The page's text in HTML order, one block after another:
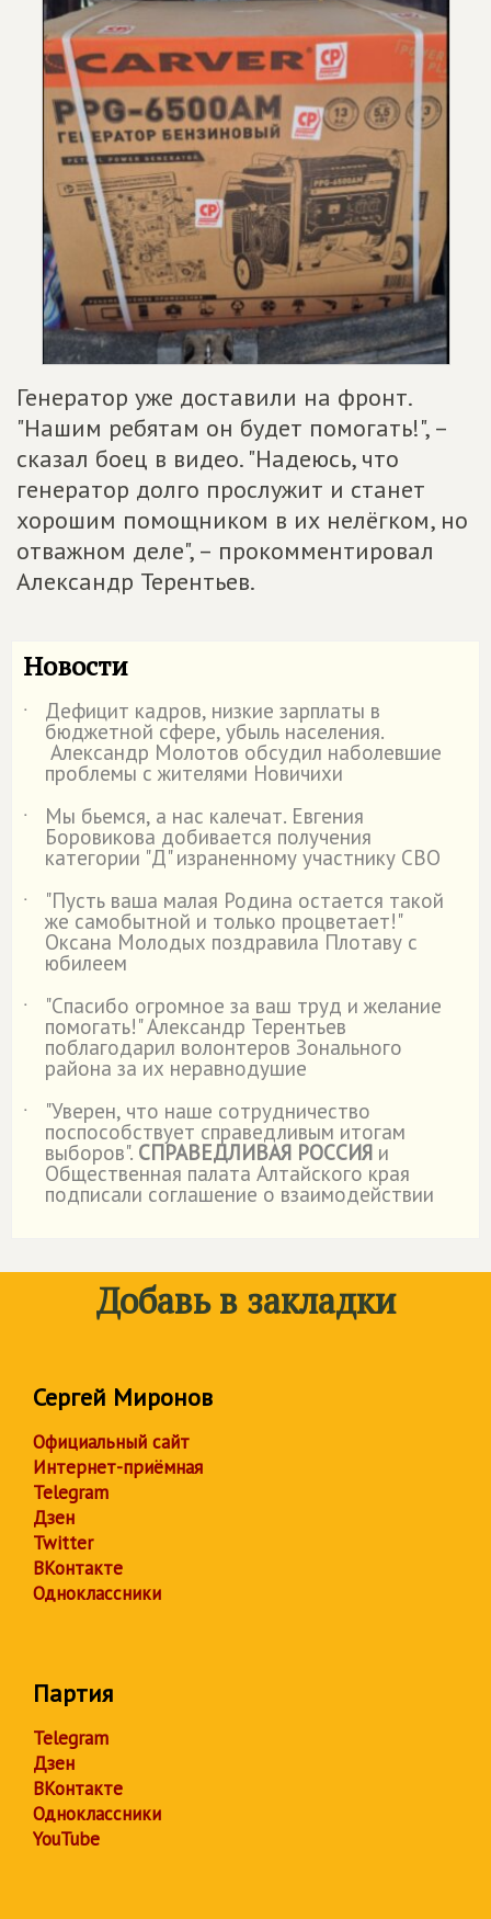
Генератор уже доставили на фронт.
"Нашим ребятам он будет помогать!", –
сказал боец в видео. "Надеюсь, что
генератор долго прослужит и станет
хорошим помощником в их нелёгком, но
отважном деле", – прокомментировал
Александр Терентьев.
Новости
˙ Дефицит кадров, низкие зарплаты в
бюджетной сфере, убыль населения.
Александр Молотов обсудил наболевшие
проблемы с жителями Новичихи
˙
Мы бьемся, а нас калечат. Евгения
Боровикова добивается получения
категории "Д" израненному участнику СВО
˙
"Пусть ваша малая Родина остается такой
же самобытной и только процветает!"
Оксана Молодых поздравила Плотаву с
юбилеем
˙
"Спасибо огромное за ваш труд и желание
помогать!" Александр Терентьев
поблагодарил волонтеров Зонального
района за их неравнодушие
˙
"Уверен, что наше сотрудничество
поспособствует справедливым итогам
выборов". СПРАВЕДЛИВАЯ РОССИЯ и
Общественная палата Алтайского края
подписали соглашение о взаимодействии
Добавь в закладки
Сергей Миронов
Официальный сайт
Интернет-приёмная
Telegram
Дзен
Twitter
ВКонтакте
Одноклассники
Партия
Telegram
Дзен
ВКонтакте
Одноклассники
YouTube